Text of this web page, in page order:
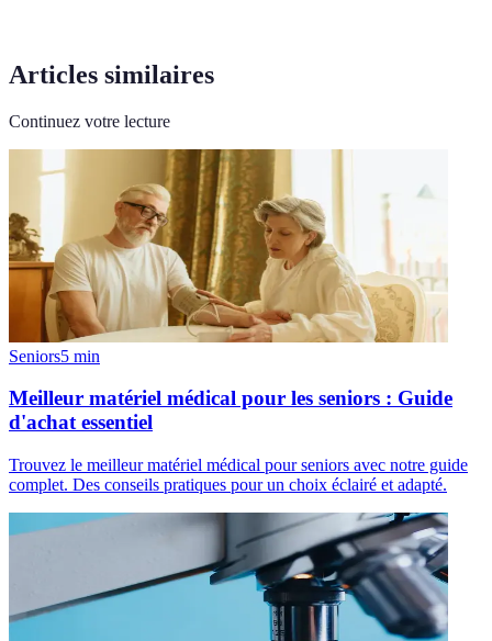
Articles similaires
Continuez votre lecture
Seniors5 min
Meilleur matériel médical pour les seniors : Guide
d'achat essentiel
Trouvez le meilleur matériel médical pour seniors avec notre guide
complet. Des conseils pratiques pour un choix éclairé et adapté.